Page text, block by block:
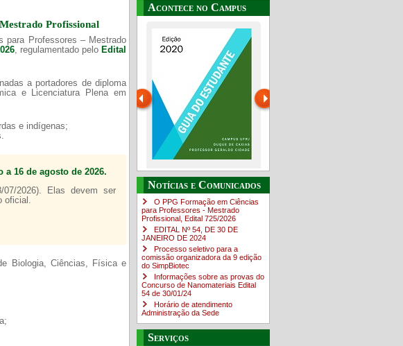
Profissional
para Professores – Mestrado
, regulamentado pelo Edital
a portadores de diploma
e Licenciatura Plena em
e indígenas;
a 16 de agosto de 2026.
2026). Elas devem ser
oficial.
Biologia, Ciências, Física e
Acontece no Campus
Guia do estudante
UC46BbEKCwNCdJvi4sNpOf3w
Notícias e Comunicados
O PPG Formação em Ciências
para Professores - Mestrado
Profissional, Edital ​725/202​6
EDITAL Nº 54, DE 30 DE
JANEIRO DE 2024
Processo seletivo para a
comissão organizadora da 9 edição
do SimpBiotec
Informações sobre as provas do
Concurso de Nanomateriais Edital
54 de 30/01/24
Horário de atendimento
Administração da Sede
Serviços